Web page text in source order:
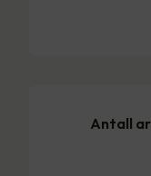
Antall